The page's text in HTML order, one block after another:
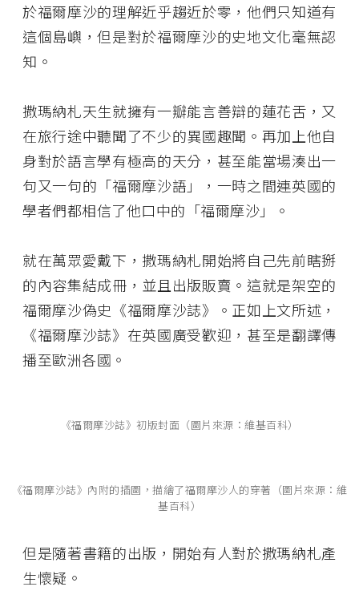
於福爾摩沙的理解近乎趨近於零，他們只知道有
這個島嶼，但是對於福爾摩沙的史地文化毫無認
知。
撒瑪納札天生就擁有一瓣能言善辯的蓮花舌，又
在旅行途中聽聞了不少的異國趣聞。再加上他自
身對於語言學有極高的天分，甚至能當場湊出一
句又一句的「福爾摩沙語」，一時之間連英國的
學者們都相信了他口中的「福爾摩沙」。
就在萬眾愛戴下，撒瑪納札開始將自己先前瞎掰
的內容集結成冊，並且出版販賣。這就是架空的
福爾摩沙偽史《福爾摩沙誌》。正如上文所述，
《福爾摩沙誌》在英國廣受歡迎，甚至是翻譯傳
播至歐洲各國。
《福爾摩沙誌》初版封面（圖片來源：維基百科）
《福爾摩沙誌》內附的插圖，描繪了福爾摩沙人的穿著（圖片來源：維
基百科）
但是隨著書籍的出版，開始有人對於撒瑪納札產
生懷疑。